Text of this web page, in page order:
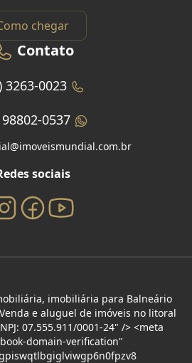
chegar
Contato
3263-0023
0537
sociais
imobiliária para Balneário
e aluguel de imóveis no litoral
07.555.911/0001-24" /> <meta
domain-verification"